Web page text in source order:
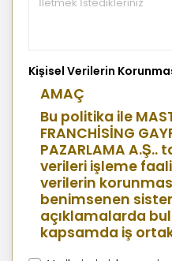
Kişisel Verilerin
AMAÇ
Bu politika ile
FRANCHİSİNG
PAZARLAMA A.Ş..
verileri işleme
verilerin
benimsenen
açıklamalarda
kapsamda iş